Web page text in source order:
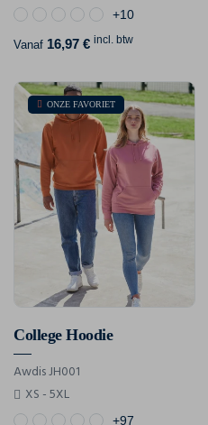
+10
Vanaf 16,97 € incl. btw
ONZE FAVORIET
College Hoodie
Awdis JH001
XS - 5XL
+97